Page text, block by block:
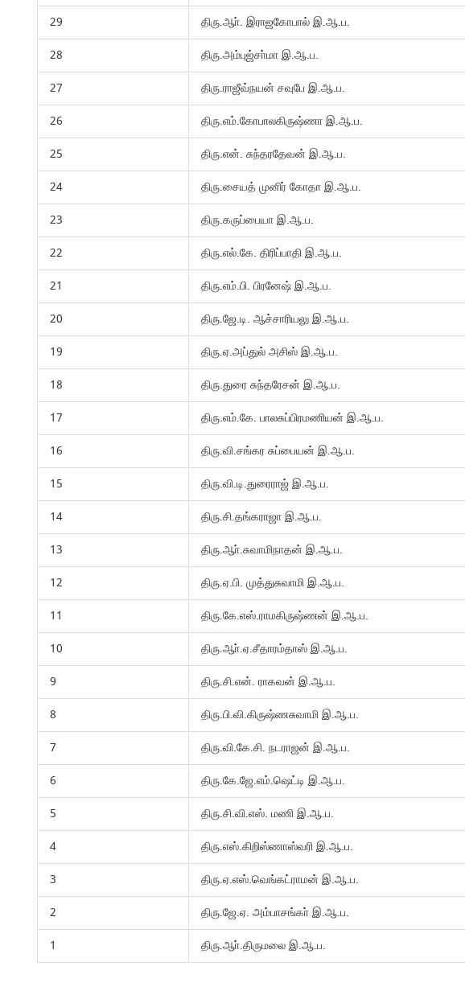
29
திரு.ஆா். இராஜகோபால் இ.ஆ.ப.
28
திரு.அம்புஜ்சா்மா இ.ஆ.ப.
27
திரு.ராஜீவ்நயன் சவுபே இ.ஆ.ப.
26
திரு.எம்.கோபாலகிருஷ்ணா இ.ஆ.ப.
25
திரு.என். சுந்தரதேவன் இ.ஆ.ப.
24
திரு.சையத் முனிர் கோதா இ.ஆ.ப.
23
திரு.கருப்பையா இ.ஆ.ப.
22
திரு.எல்.கே. திரிப்பாதி இ.ஆ.ப.
21
திரு.எம்.பி. பிரனேஷ் இ.ஆ.ப.
20
திரு.ஜே.டி. ஆச்சாரியலு இ.ஆ.ப.
19
திரு.ஏ.அப்துல் அசிஸ் இ.ஆ.ப.
18
திரு.துரை சுந்தரேசன் இ.ஆ.ப.
17
திரு.எம்.கே. பாலசுப்பிரமணியன் இ.ஆ.ப.
16
திரு.வி.சங்கர சுப்பையன் இ.ஆ.ப.
15
திரு.வி.டி.துரைராஜ் இ.ஆ.ப.
14
திரு.சி.தங்கராஜா இ.ஆ.ப.
13
திரு.ஆா்.சுவாமிநாதன் இ.ஆ.ப.
12
திரு.ஏ.பி. முத்துசுவாமி இ.ஆ.ப.
11
திரு.கே.எஸ்.ராமகிருஷ்ணன் இ.ஆ.ப.
10
திரு.ஆா்.ஏ.சீதாரம்தாஸ் இ.ஆ.ப.
9
திரு.சி.என். ராகவன் இ.ஆ.ப.
8
திரு.பி.வி.கிருஷ்ணசுவாமி இ.ஆ.ப.
7
திரு.வி.கே.சி. நடராஜன் இ.ஆ.ப.
6
திரு.கே.ஜே.எம்.ஷெட்டி இ.ஆ.ப.
5
திரு.சி.வி.எஸ். மணி இ.ஆ.ப.
4
திரு.எஸ்.கிறிஸ்ணாஸ்வரி இ.ஆ.ப.
3
திரு.ஏ.எஸ்.வெங்கட்ராமன் இ.ஆ.ப.
2
திரு.ஜே.ஏ. அம்பாசங்கா் இ.ஆ.ப.
1
திரு.ஆா்.திருமலை இ.ஆ.ப.